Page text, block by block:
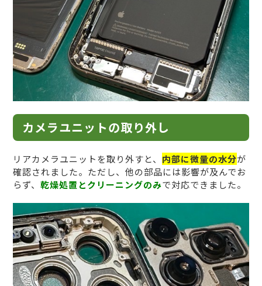
カメラユニットの取り外し
リアカメラユニットを取り外すと、 内部に微量の水分が
確認されました。ただし、他の部品には影響が及んでお
らず、乾燥処置とクリーニングのみで対応できました。